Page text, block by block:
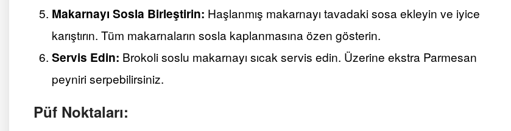
Makarnayı Sosla Birleştirin: Haşlanmış makarnayı tavadaki sosa ekleyin ve iyice
karıştırın. Tüm makarnaların sosla kaplanmasına özen gösterin.
Servis Edin: Brokoli soslu makarnayı sıcak servis edin. Üzerine ekstra Parmesan
peyniri serpebilirsiniz.
Püf Noktaları: